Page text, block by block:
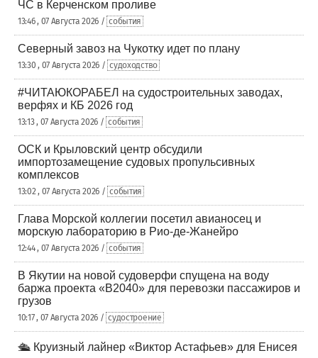
ЧС в Керченском проливе
13:46 , 07 Августа 2026 / события
Северный завоз на Чукотку идет по плану
13:30 , 07 Августа 2026 / судоходство
#ЧИТАЮКОРАБЕЛ на судостроительных заводах,
верфях и КБ 2026 год
13:13 , 07 Августа 2026 / события
ОСК и Крыловский центр обсудили
импортозамещение судовых пропульсивных
комплексов
13:02 , 07 Августа 2026 / события
Глава Морской коллегии посетил авианосец и
морскую лабораторию в Рио-де-Жанейро
12:44 , 07 Августа 2026 / события
В Якутии на новой судоверфи спущена на воду
баржа проекта «В2040» для перевозки пассажиров и
грузов
10:17 , 07 Августа 2026 / судостроение
🛳️ Круизный лайнер «Виктор Астафьев» для Енисея